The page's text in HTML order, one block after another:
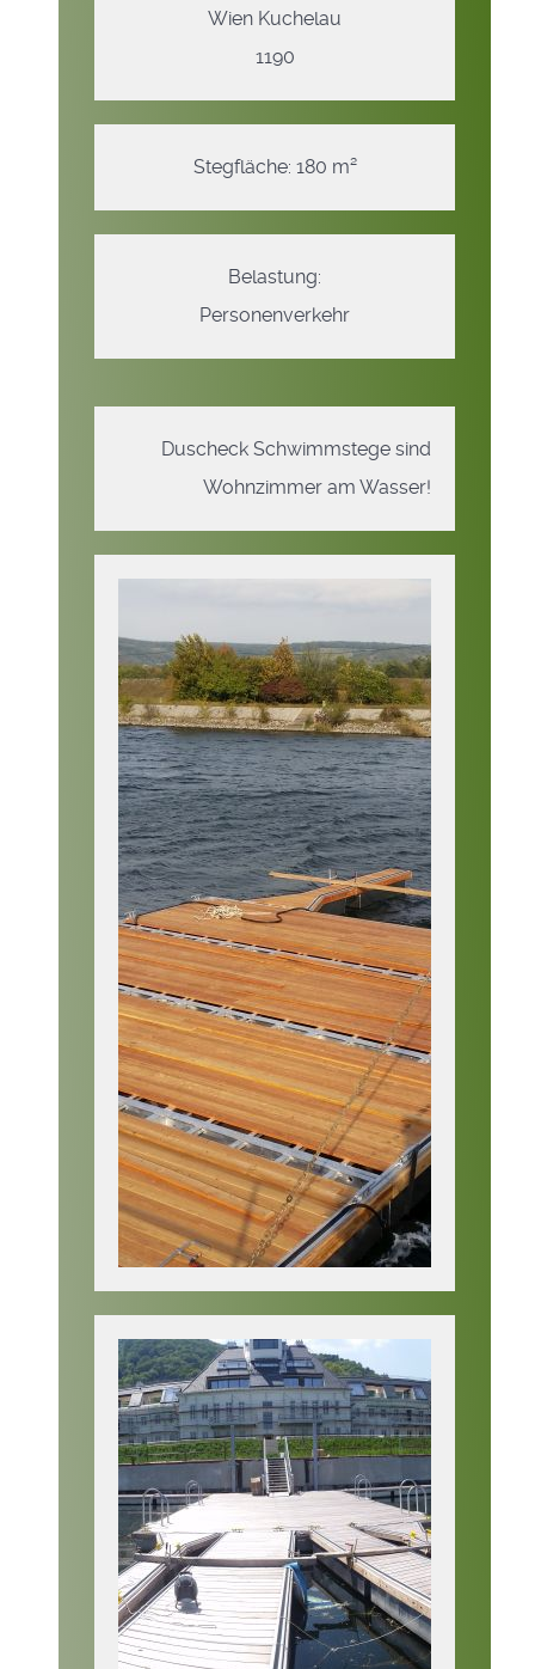
Wien Kuchelau
1190
Stegfläche: 180 m²
Belastung:
Personenverkehr
Duscheck Schwimmstege sind
Wohnzimmer am Wasser!